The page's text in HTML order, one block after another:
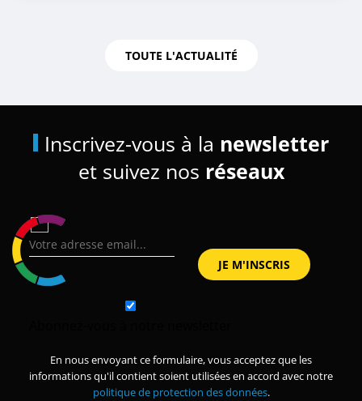
TOUTE L'ACTUALITÉ
Inscrivez-vous à la newsletter
et suivez nos réseaux
En nous envoyant ce formulaire, vous acceptez que les
informations qu'il contient soient utilisées en accord avec notre
politique de protection des données.